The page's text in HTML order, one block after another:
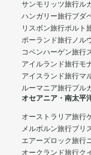
サンモリッツ旅行ル
ハンガリー旅行ブダ
リスボン旅行ポルト
ポーランド旅行ノル
コペンハーゲン旅行
アイルランド旅行モ
アイスランド旅行マ
ルーマニア旅行ブル
オセアニア・南太平
オーストラリア旅行
メルボルン旅行ブリ
エアーズロック旅行
オークランド旅行ク